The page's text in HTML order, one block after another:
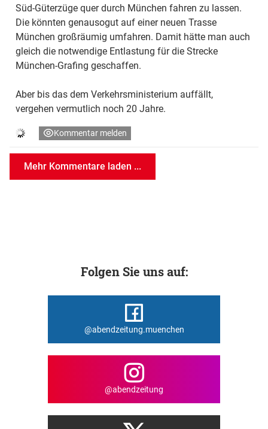
Süd-Güterzüge quer durch München fahren zu lassen.
Die könnten genausogut auf einer neuen Trasse
München großräumig umfahren. Damit hätte man auch
gleich die notwendige Entlastung für die Strecke
München-Grafing geschaffen.
Aber bis das dem Verkehrsministerium auffällt,
vergehen vermutlich noch 20 Jahre.
Kommentar melden
Mehr Kommentare laden ...
Folgen Sie uns auf:
@abendzeitung.muenchen
@abendzeitung